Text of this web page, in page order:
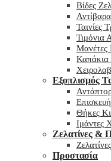
Βίδες
Ταινίες
Τιμόνια
Μανέτες
Καπάκια
Εξοπλισμός
Θήκες
Ιμάντες
Ζελατίνες &
Ζελατίνες
Προστασία